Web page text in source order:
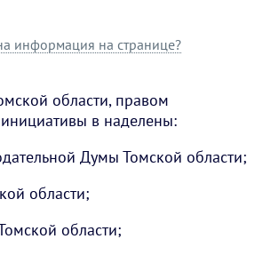
информация на странице?
области, правом
в наделены:
Думы Томской области;
области;
области;